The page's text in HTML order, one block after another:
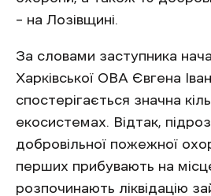
– на Лозівщині.
За словами заступника
Харківської ОВА Євгена
спостерігається значна
екосистемах. Відтак,
добровільної пожежної
перших прибувають на
розпочинають ліквідацію